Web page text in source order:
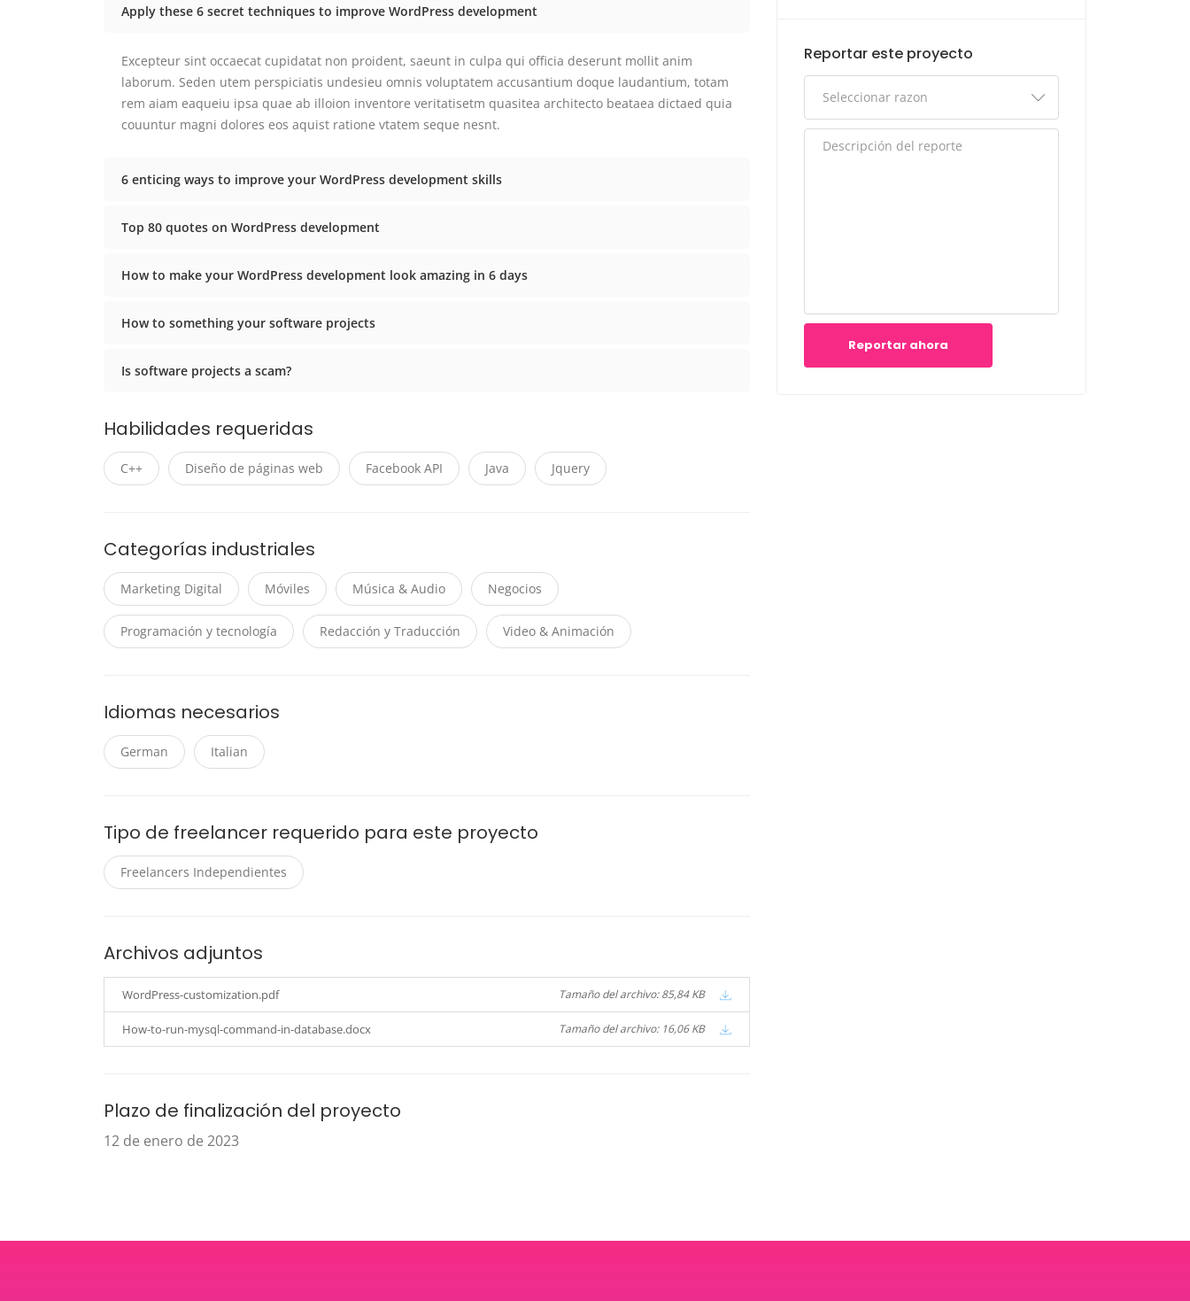
Apply these 6 secret techniques to improve WordPress development
Excepteur sint occaecat cupidatat non proident, saeunt in culpa qui officia deserunt mollit anim
laborum. Seden utem perspiciatis undesieu omnis voluptatem accusantium doque laudantium, totam
rem aiam eaqueiu ipsa quae ab illoion inventore veritatisetm quasitea architecto beataea dictaed quia
couuntur magni dolores eos aquist ratione vtatem seque nesnt.
6 enticing ways to improve your WordPress development skills
Top 80 quotes on WordPress development
How to make your WordPress development look amazing in 6 days
How to something your software projects
Is software projects a scam?
Habilidades requeridas
C++ Diseño de páginas web Facebook API Java Jquery
Categorías industriales
Marketing Digital Móviles Música & Audio Negocios
Programación y tecnología Redacción y Traducción Video & Animación
Idiomas necesarios
German Italian
Tipo de freelancer requerido para este proyecto
Freelancers Independientes
Archivos adjuntos
WordPress-customization.pdf Tamaño del archivo: 85,84 KB
How-to-run-mysql-command-in-database.docx Tamaño del archivo: 16,06 KB
Plazo de finalización del proyecto
12 de enero de 2023
Reportar este proyecto
Reportar ahora